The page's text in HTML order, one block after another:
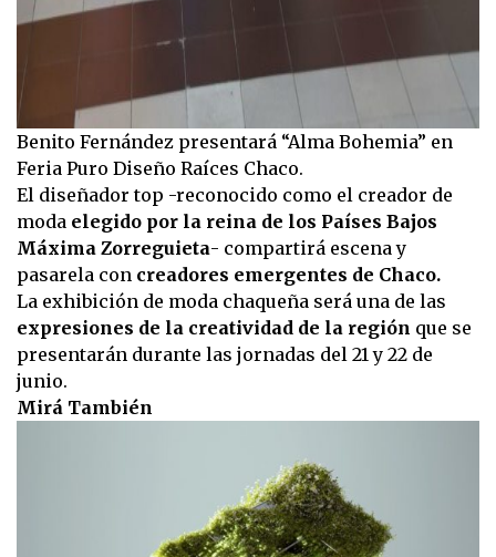
Benito Fernández presentará “Alma Bohemia” en
Feria Puro Diseño Raíces Chaco.
El diseñador top -reconocido como el creador de
moda elegido por la reina de los Países Bajos
Máxima Zorreguieta- compartirá escena y
pasarela con creadores emergentes de Chaco.
La exhibición de moda chaqueña será una de las
expresiones de la creatividad de la región que se
presentarán durante las jornadas del 21 y 22 de
junio.
Mirá También